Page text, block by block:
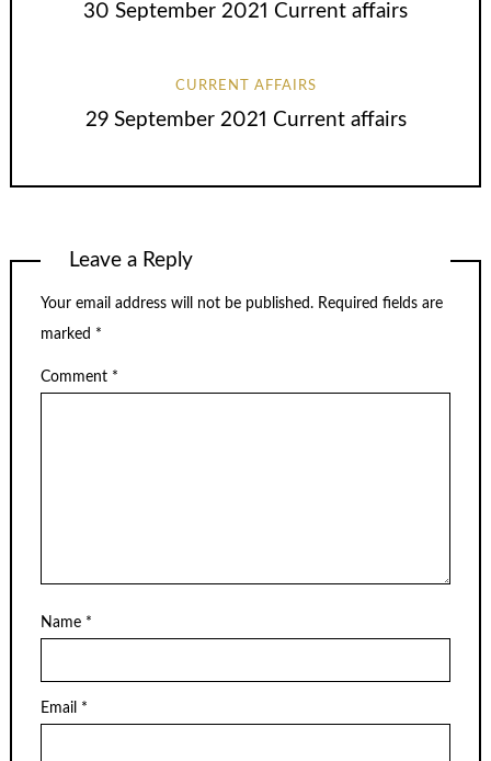
30 September 2021 Current affairs
CURRENT AFFAIRS
29 September 2021 Current affairs
Leave a Reply
Your email address will not be published. Required fields are
marked *
Comment *
Name *
Email *